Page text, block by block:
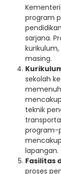
program
sarjana.
masing.
sekolah
teknik
program-
lapangan.
Fasilitas
proses